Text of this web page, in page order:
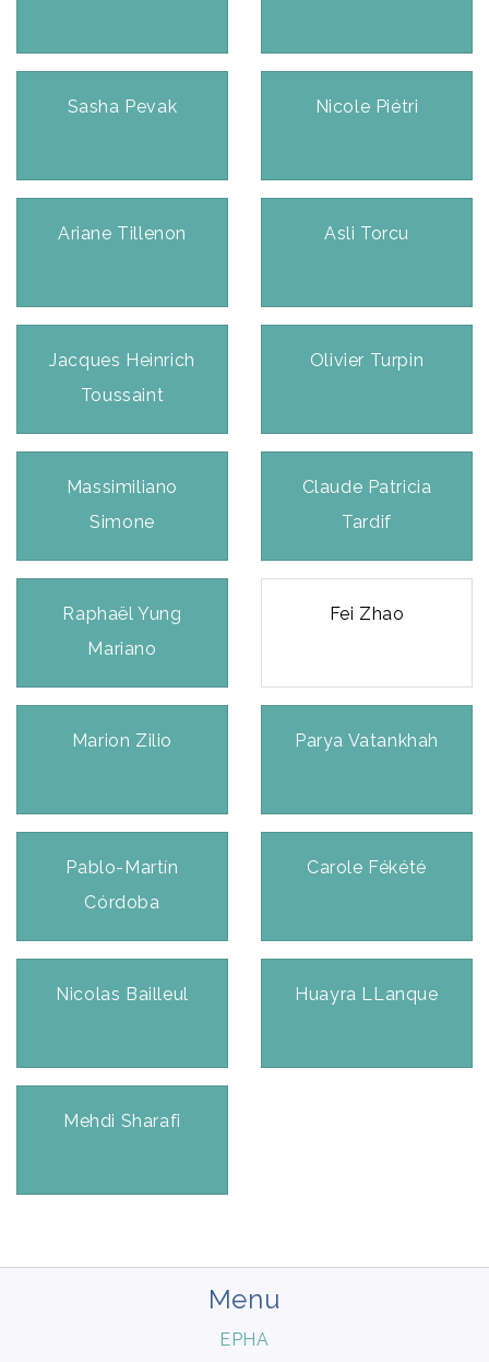
Sasha Pevak Nicole Piétri
Ariane Tillenon Asli Torcu
Jacques Heinrich
Toussaint
Olivier Turpin
Massimiliano
Simone
Claude Patricia
Tardif
Raphaël Yung
Mariano
Fei Zhao
Marion Zilio Parya Vatankhah
Pablo-Martín
Córdoba
Carole Fékété
Nicolas Bailleul Huayra LLanque
Mehdi Sharafi
Menu
EPHA